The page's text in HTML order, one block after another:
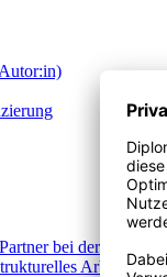
bei der
Arbeiten